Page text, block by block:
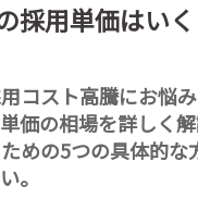
採用単価はい
コスト高騰にお悩
価の相場を詳しく
めの5つの具体的
。